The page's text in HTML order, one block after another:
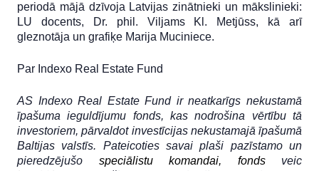
periodā mājā dzīvoja Latvijas zinātnieki un mākslinieki:
LU docents, Dr. phil. Viljams Kl. Metjūss, kā arī
gleznotāja un grafiķe Marija Muciniece.
Par Indexo Real Estate Fund
AS Indexo Real Estate Fund ir neatkarīgs nekustamā
īpašuma ieguldījumu fonds, kas nodrošina vērtību tā
investoriem, pārvaldot investīcijas nekustamajā īpašumā
Baltijas valstīs. Pateicoties savai plaši pazīstamo un
pieredzējušo speciālistu komandai, fonds veic